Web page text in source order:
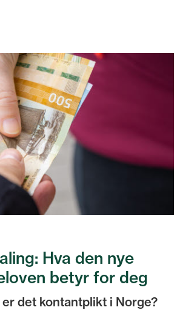
Hva den nye
betyr for deg
det kontantplikt i Norge?